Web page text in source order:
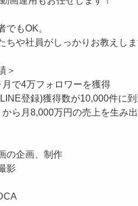
でもOK。
ちや社員がしっかりお教えしま
＞
月で4万フォロワーを獲得
登録)獲得数が10,000件に
から月8,000万円の売上を生み
の企画、制作
影